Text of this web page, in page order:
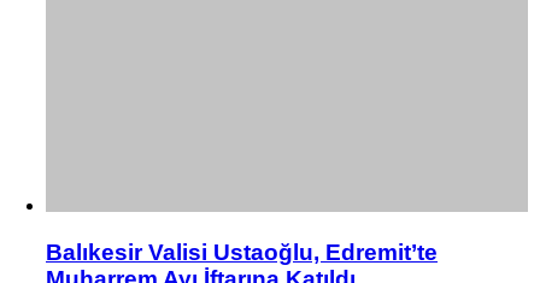
Balıkesir Valisi Ustaoğlu, Edremit’te